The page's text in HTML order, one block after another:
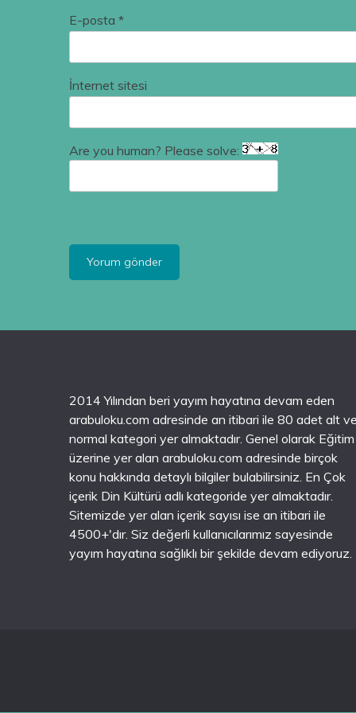
E-posta *
İnternet sitesi
Are you human? Please solve:
2014 Yılından beri yayım hayatına devam eden
arabuloku.com adresinde an itibari ile 80 adet alt ve
normal kategori yer almaktadır. Genel olarak Eğitim
üzerine yer alan arabuloku.com adresinde birçok
konu hakkında detaylı bilgiler bulabilirsiniz. En Çok
içerik Din Kültürü adlı kategoride yer almaktadır.
Sitemizde yer alan içerik sayısı ise an itibari ile
4500+'dır. Siz değerli kullanıcılarımız sayesinde
yayım hayatına sağlıklı bir şekilde devam ediyoruz.